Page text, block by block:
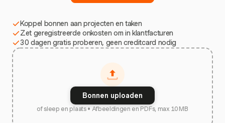
Koppel bonnen aan projecten en taken
Zet geregistreerde onkosten om in klantfacturen
30 dagen gratis proberen, geen creditcard nodig
Bonnen uploaden
of sleep en plaats • Afbeeldingen en PDFs, max 10 MB